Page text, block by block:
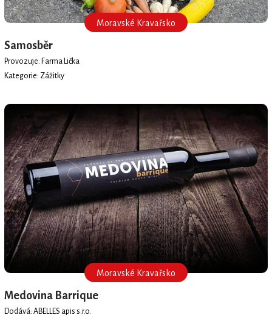
Moravské Kravařsko
Samosběr
Provozuje: Farma Lička
Kategorie: Zážitky
Moravské Kravařsko
Medovina Barrique
Dodává: ABELLES apis s.r.o.